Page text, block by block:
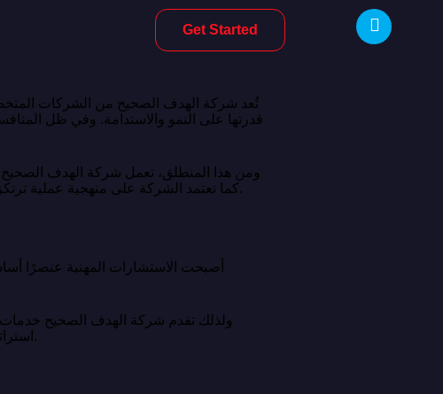
Get Started
تُعد شركة الهدف الصحيح من الشركات
قدرتها على النمو والاستدامة. وفي ظل
ومن هذا المنطلق، تعمل شركة الهدف
كما تعتمد الشركة على منهجية عملية ترتكز على التحليل الدقيق والتخطيط المدروس، مما يساعد العملاء على تحسين الأداء وتحقيق نتائج ملموسة.
أصبحت الاستشارات المهنية عنصرًا
ولذلك تقدم شركة الهدف الصحيح
استراتيجية تدعم النمو والتوسع. كما تساهم هذه الخدمات في تحسين كفاءة العمليات وتعزيز القدرة التنافسية.